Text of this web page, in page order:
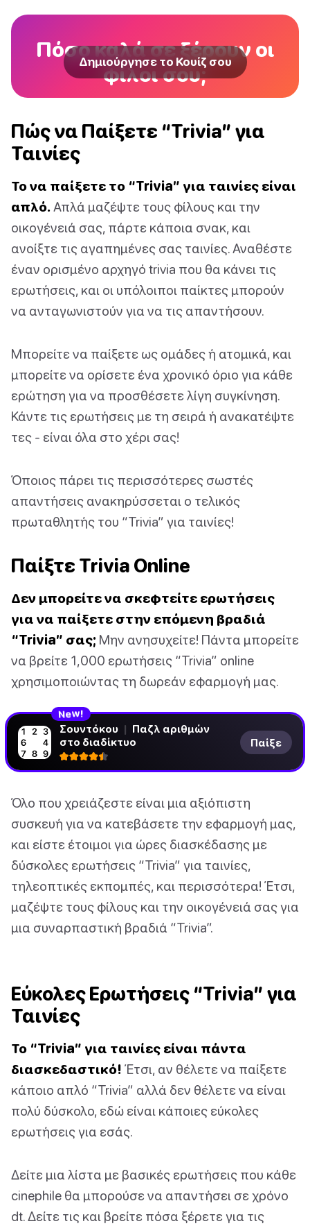
Πόσο καλά σε ξέρουν οι
φίλοι σου;
Δημιούργησε το Κουίζ σου
Πώς να Παίξετε “Trivia” για
Ταινίες
Το να παίξετε το “Trivia” για ταινίες είναι
απλό. Απλά μαζέψτε τους φίλους και την
οικογένειά σας, πάρτε κάποια σνακ, και
ανοίξτε τις αγαπημένες σας ταινίες. Αναθέστε
έναν ορισμένο αρχηγό trivia που θα κάνει τις
ερωτήσεις, και οι υπόλοιποι παίκτες μπορούν
να ανταγωνιστούν για να τις απαντήσουν.
Μπορείτε να παίξετε ως ομάδες ή ατομικά, και
μπορείτε να ορίσετε ένα χρονικό όριο για κάθε
ερώτηση για να προσθέσετε λίγη συγκίνηση.
Κάντε τις ερωτήσεις με τη σειρά ή ανακατέψτε
τες - είναι όλα στο χέρι σας!
Όποιος πάρει τις περισσότερες σωστές
απαντήσεις ανακηρύσσεται ο τελικός
πρωταθλητής του “Trivia” για ταινίες!
Παίξτε Trivia Online
Δεν μπορείτε να σκεφτείτε ερωτήσεις
για να παίξετε στην επόμενη βραδιά
“Trivia” σας; Μην ανησυχείτε! Πάντα μπορείτε
να βρείτε 1,000 ερωτήσεις “Trivia” online
χρησιμοποιώντας τη δωρεάν εφαρμογή μας.
New!
Σουντόκου | Παζλ αριθμών
στο διαδίκτυο
Παίξε
Όλο που χρειάζεστε είναι μια αξιόπιστη
συσκευή για να κατεβάσετε την εφαρμογή μας,
και είστε έτοιμοι για ώρες διασκέδασης με
δύσκολες ερωτήσεις “Trivia” για ταινίες,
τηλεοπτικές εκπομπές, και περισσότερα! Έτσι,
μαζέψτε τους φίλους και την οικογένειά σας για
μια συναρπαστική βραδιά “Trivia”.
Εύκολες Ερωτήσεις “Trivia” για
Ταινίες
Το “Trivia” για ταινίες είναι πάντα
διασκεδαστικό! Έτσι, αν θέλετε να παίξετε
κάποιο απλό “Trivia” αλλά δεν θέλετε να είναι
πολύ δύσκολο, εδώ είναι κάποιες εύκολες
ερωτήσεις για εσάς.
Δείτε μια λίστα με βασικές ερωτήσεις που κάθε
cinephile θα μπορούσε να απαντήσει σε χρόνο
dt. Δείτε τις και βρείτε πόσα ξέρετε για τις